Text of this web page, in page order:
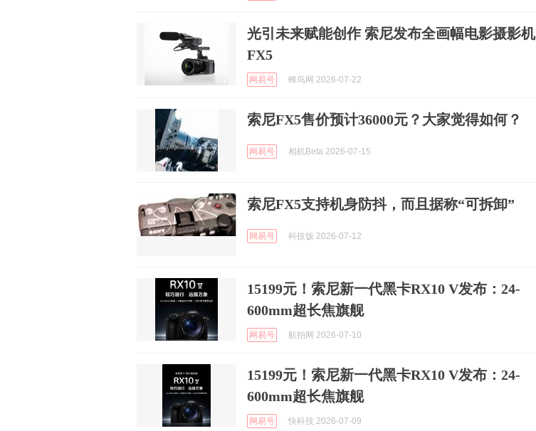
光引未来赋能创作 索尼发布全画幅电影摄影机
FX5
网易号 蜂鸟网 2026-07-22
索尼FX5售价预计36000元？大家觉得如何？
网易号 相机Beta 2026-07-15
索尼FX5支持机身防抖，而且据称“可拆卸”
网易号 科技饭 2026-07-12
15199元！索尼新一代黑卡RX10 V发布：24-
600mm超长焦旗舰
网易号 航拍网 2026-07-10
15199元！索尼新一代黑卡RX10 V发布：24-
600mm超长焦旗舰
网易号 快科技 2026-07-09